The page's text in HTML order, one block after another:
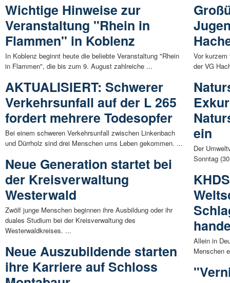
Wichtige Hinweise zur
Veranstaltung "Rhein in
Flammen" in Koblenz
In Koblenz beginnt heute die beliebte Veranstaltung "Rhein
in Flammen", die bis zum 9. August zahlreiche ...
AKTUALISIERT: Schwerer
Verkehrsunfall auf der L 265
fordert mehrere Todesopfer
Bei einem schweren Verkehrsunfall zwischen Linkenbach
und Dürrholz sind drei Menschen ums Leben gekommen. ...
Neue Generation startet bei
der Kreisverwaltung
Westerwald
Zwölf junge Menschen beginnen ihre Ausbildung oder ihr
duales Studium bei der Kreisverwaltung des
Westerwaldkreises. ...
Neue Auszubildende starten
ihre Karriere auf Schloss
Vor kurzem
der VG
ein
Der
Sonntag
Allein in
Menschen